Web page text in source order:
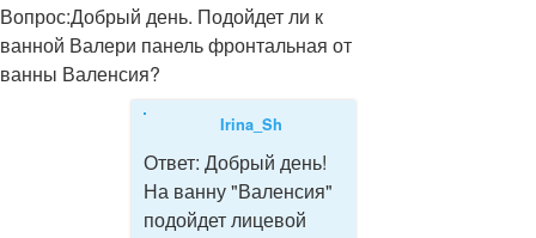
Вопрос:Добрый день. Подойдет ли к
ванной Валери панель фронтальная от
ванны Валенсия?
Irina_Sh
Ответ: Добрый день!
На ванну "Валенсия"
подойдет лицевой